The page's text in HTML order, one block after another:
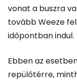
vonat a buszra
tovább Weeze
időpontban indul.
Ebben az
repülőtérre,